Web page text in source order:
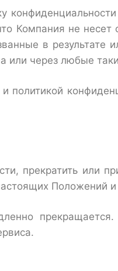
Компания не несет
в результате
или через любые
прекратить или
Положений и